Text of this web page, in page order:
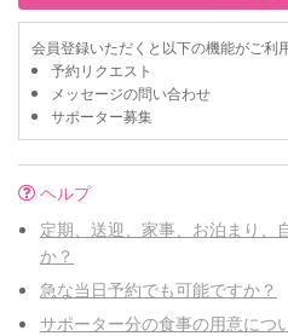
会員登録いただくと以下の機能がご利
予約リクエスト
メッセージの問い合わせ
サポーター募集
ヘルプ
定期、送迎、家事、お泊まり、
か？
急な当日予約でも可能ですか？
サポーター分の食事の用意につ